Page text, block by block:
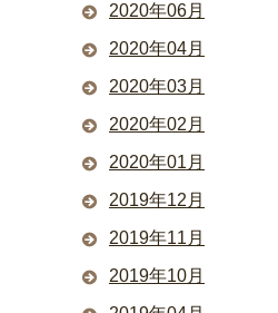
2020年06月
2020年04月
2020年03月
2020年02月
2020年01月
2019年12月
2019年11月
2019年10月